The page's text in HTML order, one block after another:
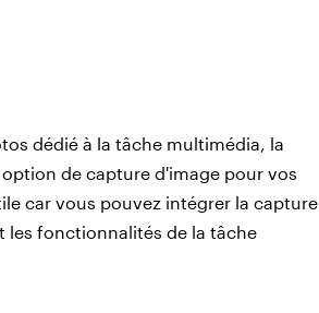
dédié à la tâche multimédia, la
de capture d'image pour vos
car vous pouvez intégrer la capture
les fonctionnalités de la tâche